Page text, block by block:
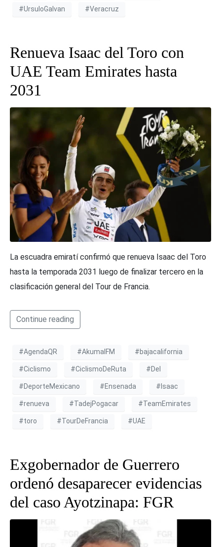
#UrsuloGalvan #Veracruz
Renueva Isaac del Toro con
UAE Team Emirates hasta
2031
La escuadra emiratí confirmó que renueva Isaac del Toro
hasta la temporada 2031 luego de finalizar tercero en la
clasificación general del Tour de Francia.
Continue reading
#AgendaQR #AkumalFM #bajacalifornia
#Ciclismo #CiclismoDeRuta #Del
#DeporteMexicano #Ensenada #Isaac
#renueva #TadejPogacar #TeamEmirates
#toro #TourDeFrancia #UAE
Exgobernador de Guerrero
ordenó desaparecer evidencias
del caso Ayotzinapa: FGR